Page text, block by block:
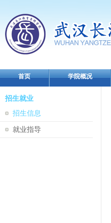
首页 学院概况
招生就业
招生信息
就业指导